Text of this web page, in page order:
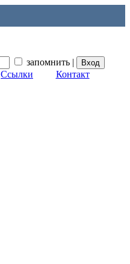
запомнить |
Ссылки Контакт